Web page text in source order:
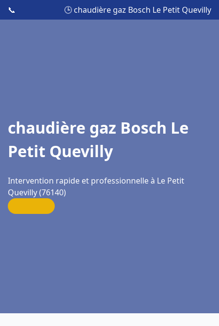
📞 🕒 chaudière gaz Bosch Le Petit Quevilly
chaudière gaz Bosch Le
Petit Quevilly
Intervention rapide et professionnelle à Le Petit
Quevilly (76140)